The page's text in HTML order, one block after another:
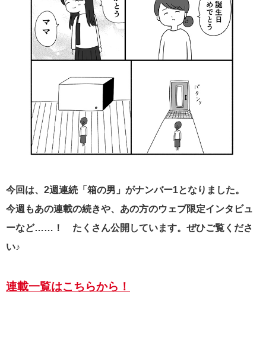
今回は、2週連続「箱の男」がナンバー1となりました。
今週もあの連載の続きや、あの方のウェブ限定インタビュ
ーなど……！ たくさん公開しています。ぜひご覧くださ
い♪
連載一覧はこちらから！